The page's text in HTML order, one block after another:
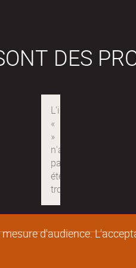
d'audience.
DES